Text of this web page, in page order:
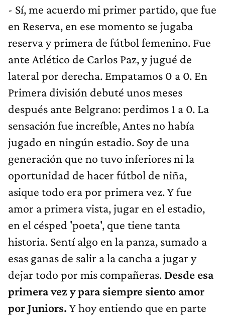
- Sí, me acuerdo mi primer partido, que fue
en Reserva, en ese momento se jugaba
reserva y primera de fútbol femenino. Fue
ante Atlético de Carlos Paz, y jugué de
lateral por derecha. Empatamos 0 a 0. En
Primera división debuté unos meses
después ante Belgrano: perdimos 1 a 0. La
sensación fue increíble, Antes no había
jugado en ningún estadio. Soy de una
generación que no tuvo inferiores ni la
oportunidad de hacer fútbol de niña,
asique todo era por primera vez. Y fue
amor a primera vista, jugar en el estadio,
en el césped 'poeta', que tiene tanta
historia. Sentí algo en la panza, sumado a
esas ganas de salir a la cancha a jugar y
dejar todo por mis compañeras. Desde esa
primera vez y para siempre siento amor
por Juniors. Y hoy entiendo que en parte